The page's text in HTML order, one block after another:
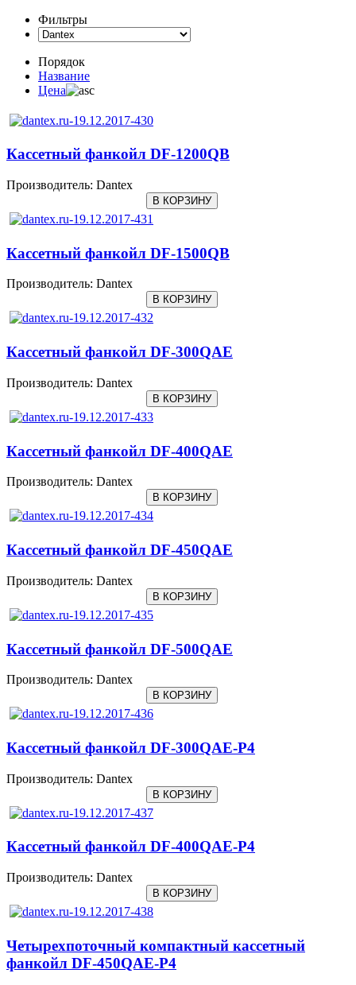
Фильтры
Порядок
Название
Цена
Кассетный фанкойл DF-1200QB
Производитель: Dantex
Кассетный фанкойл DF-1500QB
Производитель: Dantex
Кассетный фанкойл DF-300QAE
Производитель: Dantex
Кассетный фанкойл DF-400QAE
Производитель: Dantex
Кассетный фанкойл DF-450QAE
Производитель: Dantex
Кассетный фанкойл DF-500QAE
Производитель: Dantex
Кассетный фанкойл DF-300QAE-P4
Производитель: Dantex
Кассетный фанкойл DF-400QAE-P4
Производитель: Dantex
Четырехпоточный компактный кассетный
фанкойл DF-450QAE-P4